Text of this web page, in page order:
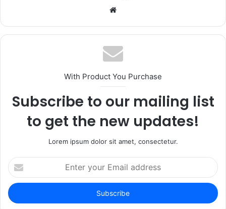
Website
With Product You Purchase
Subscribe to our mailing list
to get the new updates!
Lorem ipsum dolor sit amet, consectetur.
Enter
your
Email
address